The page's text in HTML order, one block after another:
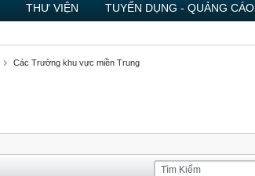
THƯ VIỆN TUYỂN DỤNG - QUẢNG CÁO
Các Trường khu vực miền Trung